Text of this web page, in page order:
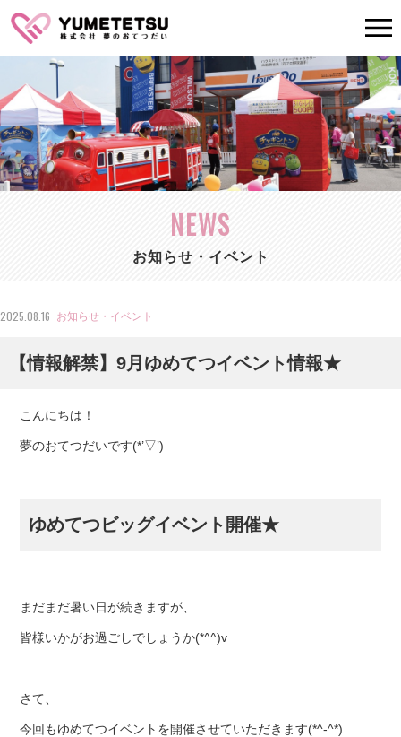
NEWS
お知らせ・イベント
2025.08.16 お知らせ・イベント
【情報解禁】9月ゆめてつイベント情報★
こんにちは！
夢のおてつだいです(*’▽’)
ゆめてつビッグイベント開催★
まだまだ暑い日が続きますが、
皆様いかがお過ごしでしょうか(*^^)v
さて、
今回もゆめてつイベントを開催させていただきます(*^-^*)